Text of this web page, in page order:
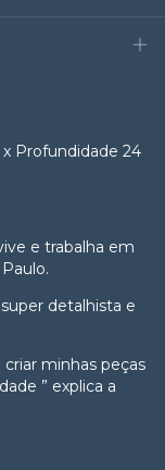
Profundidade 24
e trabalha em
detalhista e
minhas peças
” explica a